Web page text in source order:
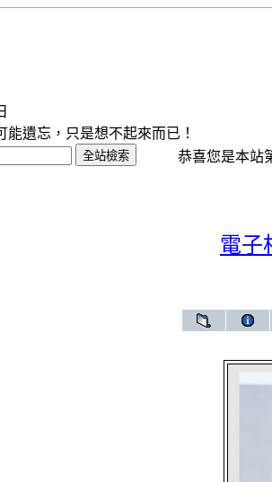
能遺忘，只是想不起來而已！
恭喜您是本站
電子